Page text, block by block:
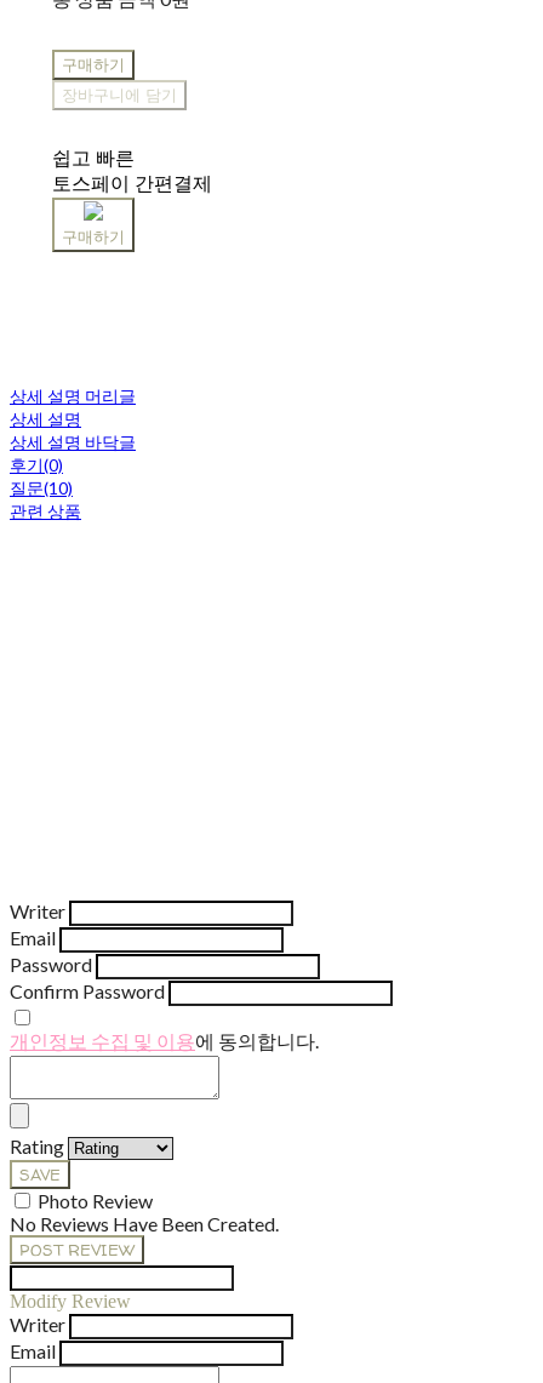
구매하기
장바구니에 담기
쉽고 빠른
토스페이 간편결제
구매하기
상세 설명 머리글
상세 설명
상세 설명 바닥글
후기(0)
질문(10)
관련 상품
Writer
Email
Password
Confirm Password
개인정보 수집 및 이용에 동의합니다.
Rating
SAVE
Photo Review
No Reviews Have Been Created.
POST REVIEW
Modify Review
Writer
Email